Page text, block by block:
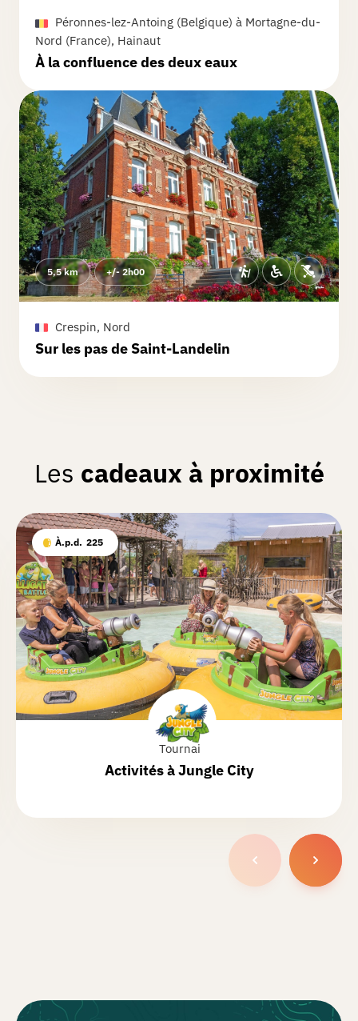
quitté le ravel on a été vers la gauche
alors qu'il fallait aller vers la droite,
petit détour d'un 1km avant de revenir
Lire la suite
Péronnes-lez-Antoing (Belgique) à Mortagne-du-
Nord (France), Hainaut
À la confluence des deux eaux
5,5 km +/- 2h00
Crespin, Nord
Sur les pas de Saint-Landelin
Les cadeaux à proximité
À.p.d. 225
Tournai
Activités àJungle City